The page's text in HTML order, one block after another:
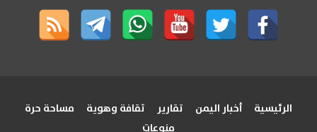
الرئيسية أخبار اليمن تقارير ثقافة وهوية
مساحة حرة
منوعات